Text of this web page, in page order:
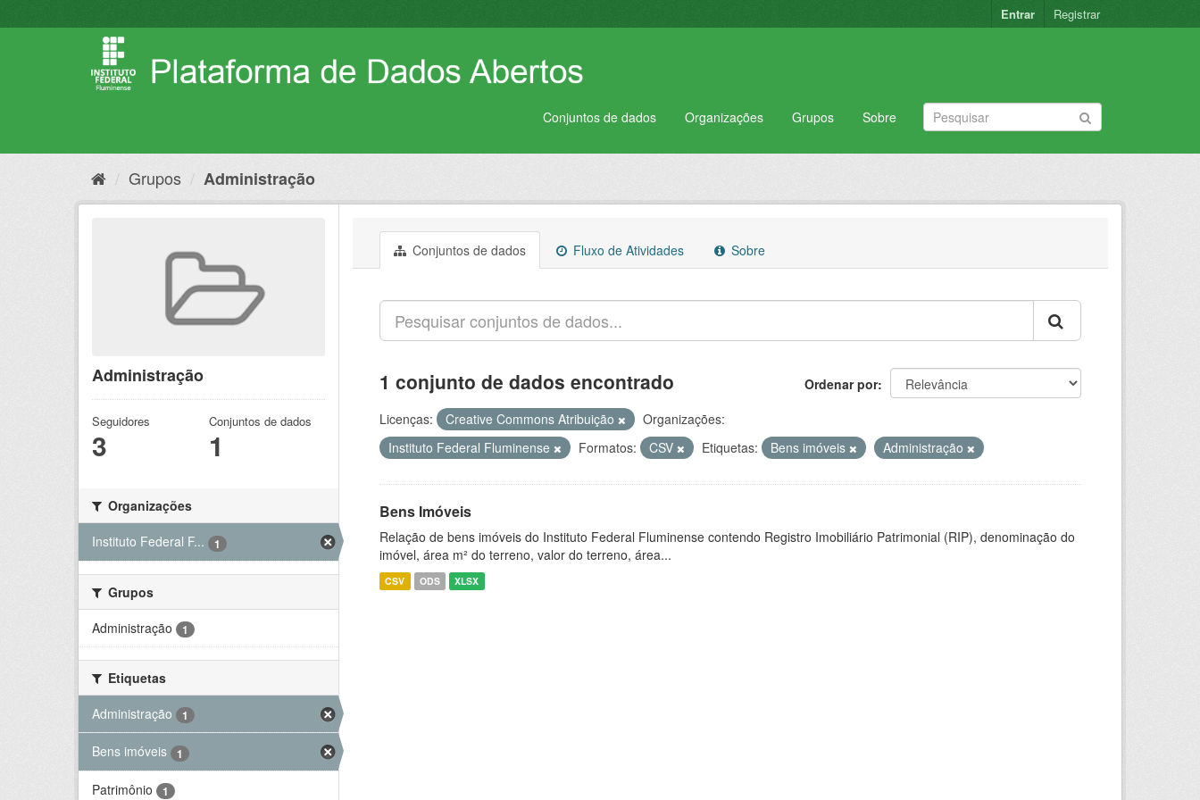
para
Entrar Registrar
Conjuntos de dados Organizações Grupos Sobre
Grupos Administração
Administração
Seguidores
3
Conjuntos de dados
1
Organizações
Instituto Federal F...
1
Grupos
Administração
1
Etiquetas
Administração
1
Bens imóveis 1
Patrimônio 1
Conjuntos de dados Fluxo de Atividades Sobre
Ordenar por
1 conjunto de dados encontrado
Licenças: Creative Commons Atribuição
Organizações:
Instituto Federal Fluminense
Formatos: CSV Etiquetas: Bens imóveis Administração
Bens Imóveis
Relação de bens imóveis do Instituto Federal Fluminense contendo Registro Imobiliário Patrimonial (RIP), denominação do
imóvel, área m² do terreno, valor do terreno, área...
CSV ODS XLSX